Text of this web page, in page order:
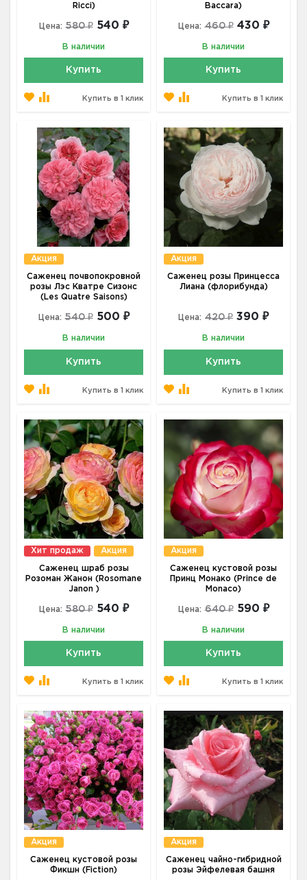
Ricci)
Цена: 580 ₽ 540 ₽
В наличии
Купить
Купить в 1 клик
Baccara)
Цена: 460 ₽ 430 ₽
В наличии
Купить
Купить в 1 клик
Акция
Саженец почвопокровной
розы Лэс Кватре Сизонс
(Les Quatre Saisons)
Цена: 540 ₽ 500 ₽
В наличии
Купить
Купить в 1 клик
Акция
Саженец розы Принцесса
Лиана (флорибунда)
Цена: 420 ₽ 390 ₽
В наличии
Купить
Купить в 1 клик
Хит продаж Акция
Саженец шраб розы
Розоман Жанон (Rosomane
Janon )
Цена: 580 ₽ 540 ₽
В наличии
Купить
Купить в 1 клик
Акция
Саженец кустовой розы
Принц Монако (Prince de
Monaco)
Цена: 640 ₽ 590 ₽
В наличии
Купить
Купить в 1 клик
Акция
Саженец кустовой розы
Фикшн (Fiction)
Акция
Саженец чайно-гибридной
розы Эйфелевая башня